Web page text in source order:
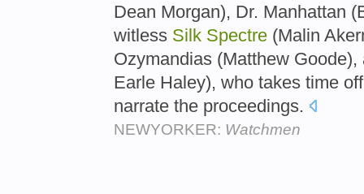
Dean Morgan), Dr. Manhattan
witless Silk Spectre (Malin
Ozymandias (Matthew
Earle Haley), who takes time
narrate the proceedings.
NEWYORKER: Watchmen